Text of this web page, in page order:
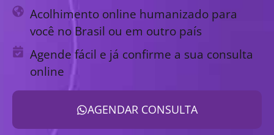
Acolhimento online humanizado para
você no Brasil ou em outro país
Agende fácil e já confirme a sua consulta
online
AGENDAR CONSULTA